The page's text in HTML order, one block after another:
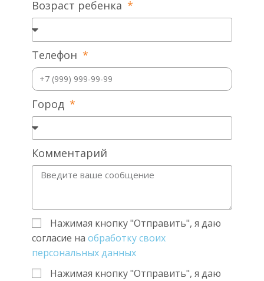
Возраст ребенка
Телефон
Город
Комментарий
Нажимая кнопку "Отправить", я даю
согласие на обработку своих
персональных данных
Нажимая кнопку "Отправить", я даю